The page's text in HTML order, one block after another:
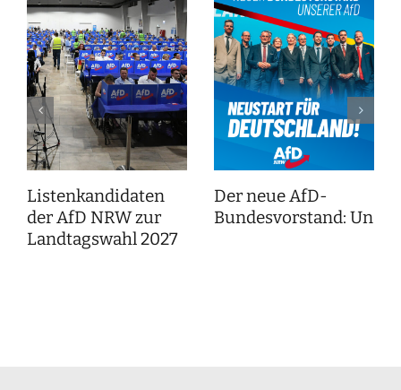
Listenkandidaten
der AfD NRW zur
Landtagswahl 2027
Der neue AfD-
Bundesvorstand: